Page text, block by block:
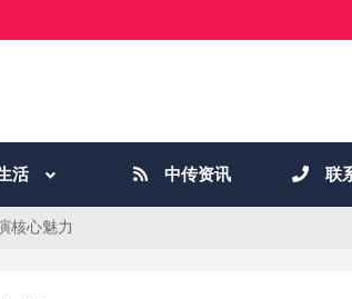
活 中传资讯 联
核心魅力